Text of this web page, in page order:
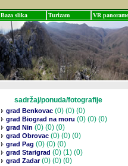
Baza slika Turizam VR panorame
sadržaj/ponuda/fotografije
grad Benkovac (0) (0) (0)
grad Biograd na moru (0) (0) (0)
grad Nin (0) (0) (0)
grad Obrovac (0) (0) (0)
grad Pag (0) (0) (0)
grad Starigrad (0) (1) (0)
grad Zadar(0) (0) (0)